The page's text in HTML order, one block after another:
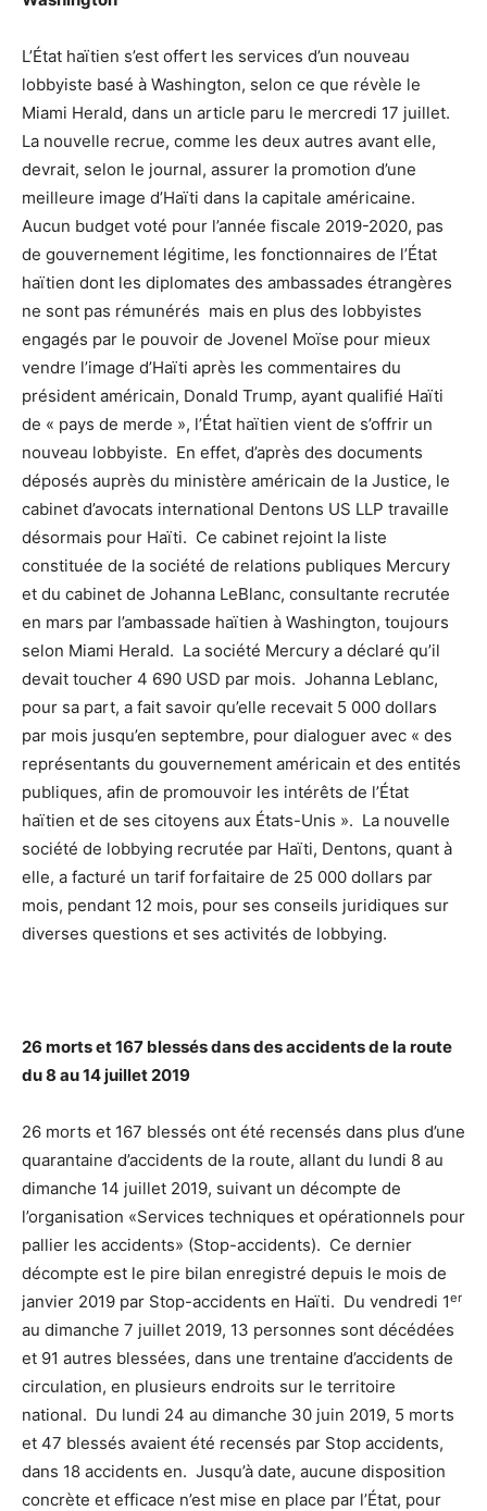
L’État haïtien s’est offert les services d’un nouveau
lobbyiste basé à Washington, selon ce que révèle le
Miami Herald, dans un article paru le mercredi 17 juillet.
La nouvelle recrue, comme les deux autres avant elle,
devrait, selon le journal, assurer la promotion d’une
meilleure image d’Haïti dans la capitale américaine.
Aucun budget voté pour l’année fiscale 2019-2020, pas
de gouvernement légitime, les fonctionnaires de l’État
haïtien dont les diplomates des ambassades étrangères
ne sont pas rémunérés mais en plus des lobbyistes
engagés par le pouvoir de Jovenel Moïse pour mieux
vendre l’image d’Haïti après les commentaires du
président américain, Donald Trump, ayant qualifié Haïti
de « pays de merde », l’État haïtien vient de s’offrir un
nouveau lobbyiste. En effet, d’après des documents
déposés auprès du ministère américain de la Justice, le
cabinet d’avocats international Dentons US LLP travaille
désormais pour Haïti. Ce cabinet rejoint la liste
constituée de la société de relations publiques Mercury
et du cabinet de Johanna LeBlanc, consultante recrutée
en mars par l’ambassade haïtien à Washington, toujours
selon Miami Herald. La société Mercury a déclaré qu’il
devait toucher 4 690 USD par mois. Johanna Leblanc,
pour sa part, a fait savoir qu’elle recevait 5 000 dollars
par mois jusqu’en septembre, pour dialoguer avec « des
représentants du gouvernement américain et des entités
publiques, afin de promouvoir les intérêts de l’État
haïtien et de ses citoyens aux États-Unis ». La nouvelle
société de lobbying recrutée par Haïti, Dentons, quant à
elle, a facturé un tarif forfaitaire de 25 000 dollars par
mois, pendant 12 mois, pour ses conseils juridiques sur
diverses questions et ses activités de lobbying.
26 morts et 167 blessés dans des accidents de la route
du 8 au 14 juillet 2019
26 morts et 167 blessés ont été recensés dans plus d’une
quarantaine d’accidents de la route, allant du lundi 8 au
dimanche 14 juillet 2019, suivant un décompte de
l’organisation «Services techniques et opérationnels pour
pallier les accidents» (Stop-accidents). Ce dernier
décompte est le pire bilan enregistré depuis le mois de
janvier 2019 par Stop-accidents en Haïti. Du vendredi 1er
au dimanche 7 juillet 2019, 13 personnes sont décédées
et 91 autres blessées, dans une trentaine d’accidents de
circulation, en plusieurs endroits sur le territoire
national. Du lundi 24 au dimanche 30 juin 2019, 5 morts
et 47 blessés avaient été recensés par Stop accidents,
dans 18 accidents en. Jusqu’à date, aucune disposition
concrète et efficace n’est mise en place par l’État, pour